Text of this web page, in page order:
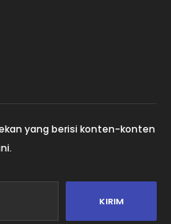
yang berisi konten-konten
KIRIM